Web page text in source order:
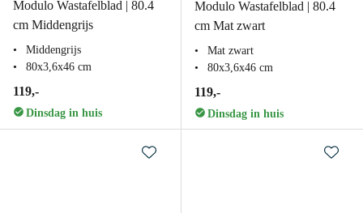
Modulo Wastafelblad | 80.4
cm Middengrijs
Middengrijs
80x3,6x46 cm
119,-
Dinsdag in huis
Modulo Wastafelblad | 80.4
cm Mat zwart
Mat zwart
80x3,6x46 cm
119,-
Dinsdag in huis